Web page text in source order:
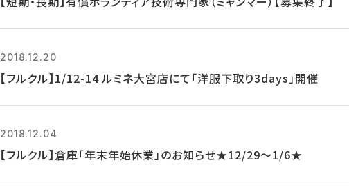
2018.12.20
【フルクル】1/12-14 ルミネ大宮店にて「洋服下取り3days」開催
2018.12.04
【フルクル】倉庫「年末年始休業」のお知らせ★12/29～1/6★